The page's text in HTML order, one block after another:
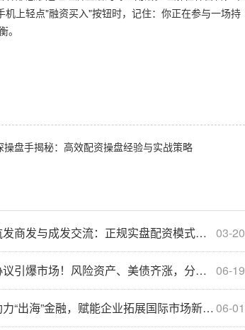
上轻点"融资买入"按钮时，记住：你正在参与一场持
操盘手揭秘：高效配资操盘经验与实战策略
03-20
发与成发交流：正规实盘配资模式如何促合作发展？
06-19
爆市场！风险资产、美债齐涨，分析师预警风险仍存
06-01
“出海”金融，赋能企业拓展国际市场新空间